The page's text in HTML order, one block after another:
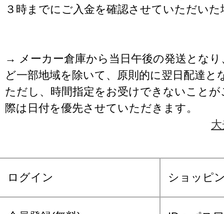
３時までにご入金を確認させていただいた
→ メーカー倉庫から当日午後の発送となり
ど一部地域を除いて、原則的に翌日配達と
ただし、時間指定をお受けできないこと
際は日付を優先させていただきます。
ログイン ショッピ